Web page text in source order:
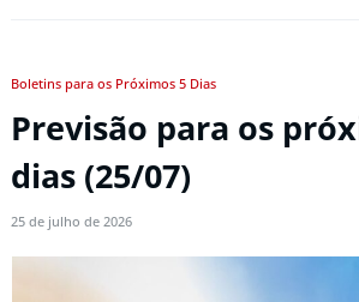
Boletins para os Próximos 5 Dias
Previsão para os
dias (25/07)
25 de julho de 2026